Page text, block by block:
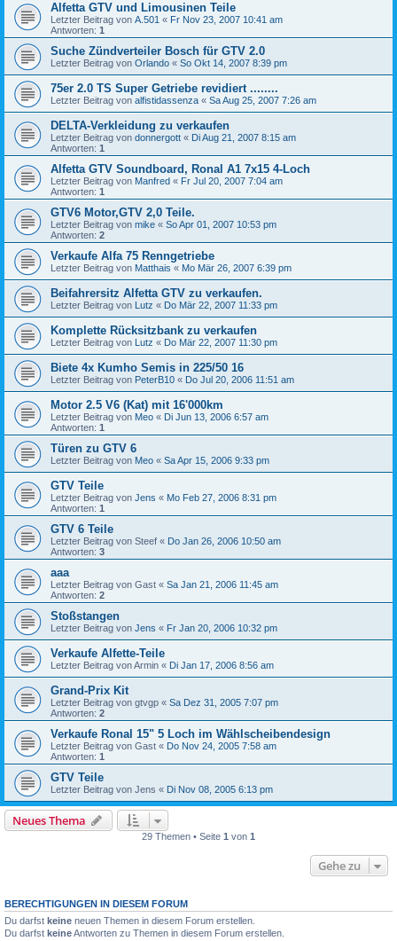
Alfetta GTV und Limousinen Teile
Letzter Beitrag von A.501 « Fr Nov 23, 2007 10:41 am
Antworten: 1
Suche Zündverteiler Bosch für GTV 2.0
Letzter Beitrag von Orlando « So Okt 14, 2007 8:39 pm
75er 2.0 TS Super Getriebe revidiert ........
Letzter Beitrag von alfistidassenza « Sa Aug 25, 2007 7:26 am
DELTA-Verkleidung zu verkaufen
Letzter Beitrag von donnergott « Di Aug 21, 2007 8:15 am
Antworten: 1
Alfetta GTV Soundboard, Ronal A1 7x15 4-Loch
Letzter Beitrag von Manfred « Fr Jul 20, 2007 7:04 am
Antworten: 1
GTV6 Motor,GTV 2,0 Teile.
Letzter Beitrag von mike « So Apr 01, 2007 10:53 pm
Antworten: 2
Verkaufe Alfa 75 Renngetriebe
Letzter Beitrag von Matthais « Mo Mär 26, 2007 6:39 pm
Beifahrersitz Alfetta GTV zu verkaufen.
Letzter Beitrag von Lutz « Do Mär 22, 2007 11:33 pm
Komplette Rücksitzbank zu verkaufen
Letzter Beitrag von Lutz « Do Mär 22, 2007 11:30 pm
Biete 4x Kumho Semis in 225/50 16
Letzter Beitrag von PeterB10 « Do Jul 20, 2006 11:51 am
Motor 2.5 V6 (Kat) mit 16'000km
Letzter Beitrag von Meo « Di Jun 13, 2006 6:57 am
Antworten: 1
Türen zu GTV 6
Letzter Beitrag von Meo « Sa Apr 15, 2006 9:33 pm
GTV Teile
Letzter Beitrag von Jens « Mo Feb 27, 2006 8:31 pm
Antworten: 1
GTV 6 Teile
Letzter Beitrag von Steef « Do Jan 26, 2006 10:50 am
Antworten: 3
aaa
Letzter Beitrag von Gast « Sa Jan 21, 2006 11:45 am
Antworten: 2
Stoßstangen
Letzter Beitrag von Jens « Fr Jan 20, 2006 10:32 pm
Verkaufe Alfette-Teile
Letzter Beitrag vonArmin « Di Jan 17, 2006 8:56 am
Grand-Prix Kit
Letzter Beitrag von gtvgp « Sa Dez 31, 2005 7:07 pm
Antworten: 2
Verkaufe Ronal 15" 5 Loch im Wählscheibendesign
Letzter Beitrag von Gast « Do Nov 24, 2005 7:58 am
Antworten: 1
GTV Teile
Letzter Beitrag von Jens « Di Nov 08, 2005 6:13 pm
Neues Thema
29 Themen • Seite 1 von 1
Gehe zu
BERECHTIGUNGEN IN DIESEM FORUM
Du darfst keine neuen Themen in diesem Forum erstellen.
Du darfst keineAntworten zu Themen in diesem Forum erstellen.